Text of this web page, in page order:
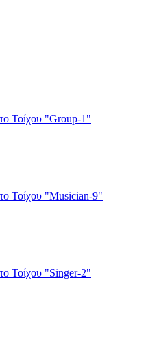
Τοίχου "Group-1"
Τοίχου "Musician-9"
Τοίχου "Singer-2"